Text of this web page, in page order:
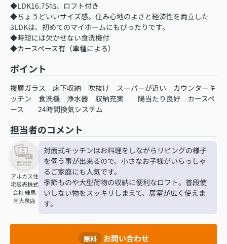
◆LDK16.75帖、ロフト付き
◆ちょうどいいサイズ感。住み心地のよさと経済性を両立した
3LDKは、初めてのマイホームにもぴったりです。
◆時短には欠かせない食洗機付
◆カースペース有（車種による）
ポイント
複層ガラス 床下収納 吹抜け スーパーが近い
カウンターキ
ッチン
食洗機 浄水器 収納充実 陽当たり良好
カースペ
ース
24時間換気システム
担当者のコメント
アルカス住
宅販売株式
会社 練馬
南大泉店
対面式キッチンはお料理をしながらリビングの様子
を伺う事が出来るので、小さなお子様がいらっしゃ
るご家庭にも人気です。
季節ものや大型荷物の収納に便利なロフト。普段使
いしない物をスッキリしまえて、居室が広く使えま
す。
無料 お問い合わせ